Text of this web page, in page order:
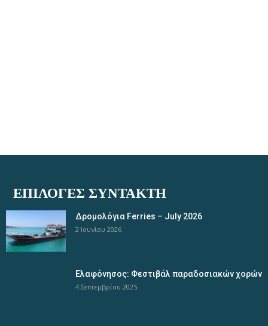
ΕΠΙΛΟΓΈΣ ΣΥΝΤΆΚΤΗ
Δρομολόγια Ferries – July 2026
2 Ιουνίου 2026
Ελαφόνησος: Φεστιβάλ παραδοσιακών χορών
4 Σεπτεμβρίου 2025